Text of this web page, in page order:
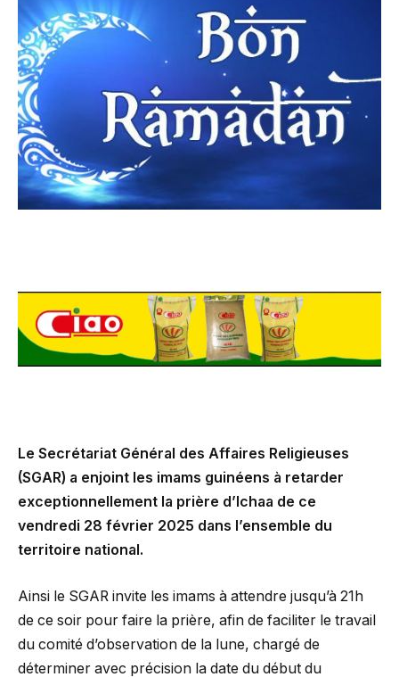
Le Secrétariat Général des Affaires Religieuses
(SGAR) a enjoint les imams guinéens à retarder
exceptionnellement la prière d’Ichaa de ce
vendredi 28 février 2025 dans l’ensemble du
territoire national.
Ainsi le SGAR invite les imams à attendre jusqu’à 21h
de ce soir pour faire la prière, afin de faciliter le travail
du comité d’observation de la lune, chargé de
déterminer avec précision la date du début du